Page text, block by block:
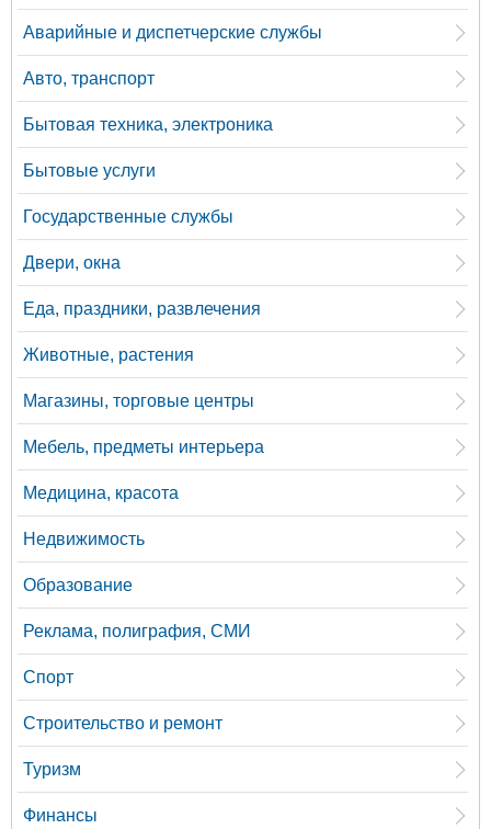
Аварийные и диспетчерские службы
Авто, транспорт
Бытовая техника, электроника
Бытовые услуги
Государственные службы
Двери, окна
Еда, праздники, развлечения
Животные, растения
Магазины, торговые центры
Мебель, предметы интерьера
Медицина, красота
Недвижимость
Образование
Реклама, полиграфия, СМИ
Спорт
Строительство и ремонт
Туризм
Финансы